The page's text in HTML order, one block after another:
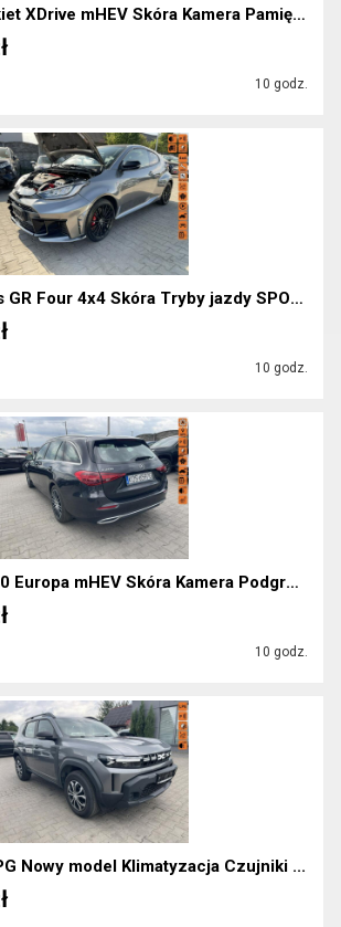
BMW 520 Mpakiet XDrive mHEV Skóra Kamera Pamięć Pa...
10 godz.
Toyota GR Yaris GR Four 4x4 Skóra Tryby jazdy SPOR...
10 godz.
Mercedes C 220 Europa mHEV Skóra Kamera Podgrzewan...
10 godz.
Nowy model Klimatyzacja Czujniki ...